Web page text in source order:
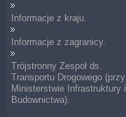
Informacje z kraju.
Informacje z zagranicy.
Trójstronny Zespoł ds.
Transportu Drogowego (przy
Ministerstwie Infrastruktury i
Budownictwa).